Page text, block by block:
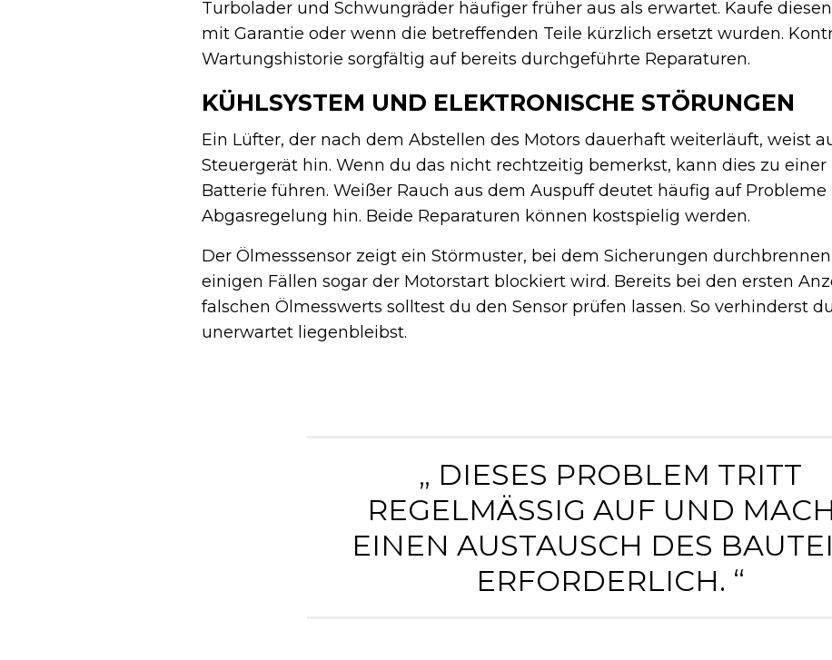
Turbolader und Schwungräder häufiger früher aus als erwartet. Kaufe
mit Garantie oder wenn die betreffenden Teile kürzlich ersetzt wurden.
Wartungshistorie sorgfältig auf bereits durchgeführte Reparaturen.
KÜHLSYSTEM UND ELEKTRONISCHE STÖRUNGEN
Ein Lüfter, der nach dem Abstellen des Motors dauerhaft weiterläuft, weist
Steuergerät hin. Wenn du das nicht rechtzeitig bemerkst, kann dies zu einer
Batterie führen. Weißer Rauch aus dem Auspuff deutet häufig auf
Abgasregelung hin. Beide Reparaturen können kostspielig werden.
Der Ölmesssensor zeigt ein Störmuster, bei dem Sicherungen
einigen Fällen sogar der Motorstart blockiert wird. Bereits bei den ersten
falschen Ölmesswerts solltest du den Sensor prüfen lassen. So verhinderst
unerwartet liegenbleibst.
„ DIESES PROBLEM TRITT
REGELMÄSSIG AUF UND
INEN AUSTAUSCH DES
RFORDERLICH. “